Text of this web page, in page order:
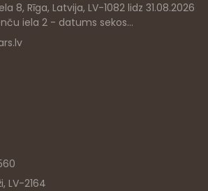
8, Rīga, Latvija, LV-1082 lidz 31.08.2026
iela 2 - datums sekos...
LV-2164